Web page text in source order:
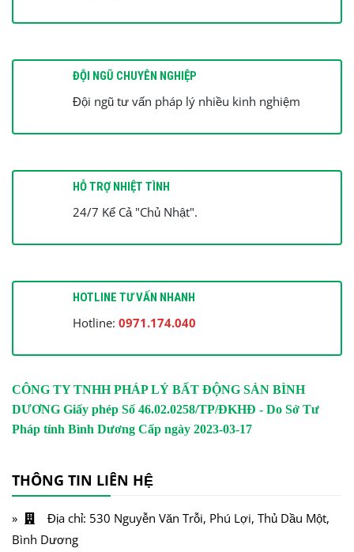
ĐỘI NGŨ CHUYÊN NGHIỆP
Đội ngũ tư vấn pháp lý nhiều kinh nghiệm
HỖ TRỢ NHIỆT TÌNH
24/7 Kể Cả "Chủ Nhật".
HOTLINE TƯ VẤN NHANH
Hotline: 0971.174.040
CÔNG TY TNHH PHÁP LÝ BẤT ĐỘNG SẢN BÌNH
DƯƠNG Giấy phép Số 46.02.0258/TP/ĐKHĐ - Do Sở Tư
Pháp tỉnh Bình Dương Cấp ngày 2023-03-17
THÔNG TIN LIÊN HỆ
Địa chỉ: 530 Nguyễn Văn Trỗi, Phú Lợi, Thủ Dầu Một,
Bình Dương